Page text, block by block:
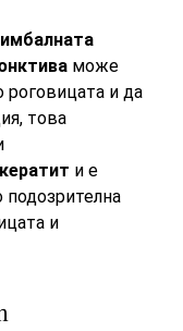
може
роговицата и да
това
и е
и